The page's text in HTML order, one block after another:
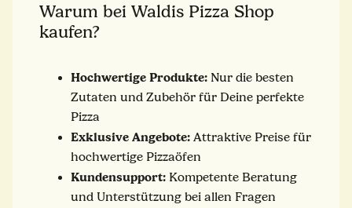
Warum bei Waldis Pizza Shop
kaufen?
Hochwertige Produkte: Nur die besten
Zutaten und Zubehör für Deine perfekte
Pizza
Exklusive Angebote: Attraktive Preise für
hochwertige Pizzaöfen
Kundensupport: Kompetente Beratung
und Unterstützung bei allen Fragen